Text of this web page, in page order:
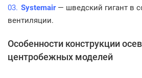
Systemair— шведский гигант в
вентиляции.
Особенности конструкции
центробежных моделей